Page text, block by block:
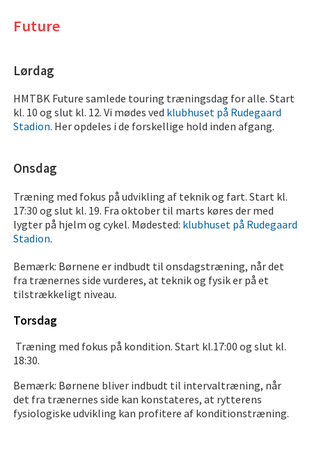
Future
Lørdag
HMTBK Future samlede touring træningsdag for alle. Start
kl. 10 og slut kl. 12. Vi mødes ved klubhuset på Rudegaard
Stadion. Her opdeles i de forskellige hold inden afgang.
Onsdag
Træning med fokus på udvikling af teknik og fart. Start kl.
17:30 og slut kl. 19. Fra oktober til marts køres der med
lygter på hjelm og cykel. Mødested: klubhuset på Rudegaard
Stadion.
Bemærk: Børnene er indbudt til onsdagstræning, når det
fra trænernes side vurderes, at teknik og fysik er på et
tilstrækkeligt niveau.
Torsdag
Træning med fokus på kondition. Start kl.17:00 og slut kl.
18:30.
Bemærk: Børnene bliver indbudt til intervaltræning, når
det fra trænernes side kan konstateres, at rytterens
fysiologiske udvikling kan profitere af konditionstræning.